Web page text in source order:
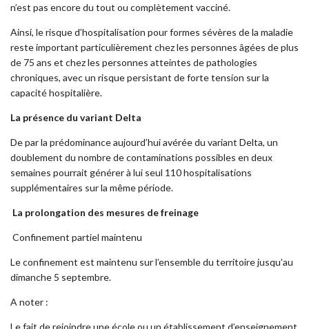
n’est pas encore du tout ou complètement vacciné.
Ainsi, le risque d’hospitalisation pour formes sévères de la maladie
reste important particulièrement chez les personnes âgées de plus
de 75 ans et chez les personnes atteintes de pathologies
chroniques, avec un risque persistant de forte tension sur la
capacité hospitalière.
La présence du variant Delta
De par la prédominance aujourd’hui avérée du variant Delta, un
doublement du nombre de contaminations possibles en deux
semaines pourrait générer à lui seul 110 hospitalisations
supplémentaires sur la même période.
La prolongation des mesures de freinage
Confinement partiel maintenu
Le confinement est maintenu sur l’ensemble du territoire jusqu’au
dimanche 5 septembre.
A noter :
Le fait de rejoindre une école ou un établissement d’enseignement